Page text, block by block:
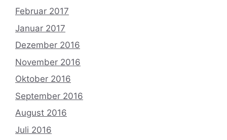
Februar 2017
Januar 2017
Dezember 2016
November 2016
Oktober 2016
September 2016
August 2016
Juli 2016